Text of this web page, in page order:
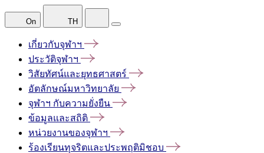
On TH
เกี่ยวกับจุฬาฯ
ประวัติจุฬาฯ
วิสัยทัศน์และยุทธศาสตร์
อัตลักษณ์มหาวิทยาลัย
จุฬาฯ กับความยั่งยืน
ข้อมูลและสถิติ
หน่วยงานของจุฬาฯ
ร้องเรียนทุจริตและประพฤติมิชอบ